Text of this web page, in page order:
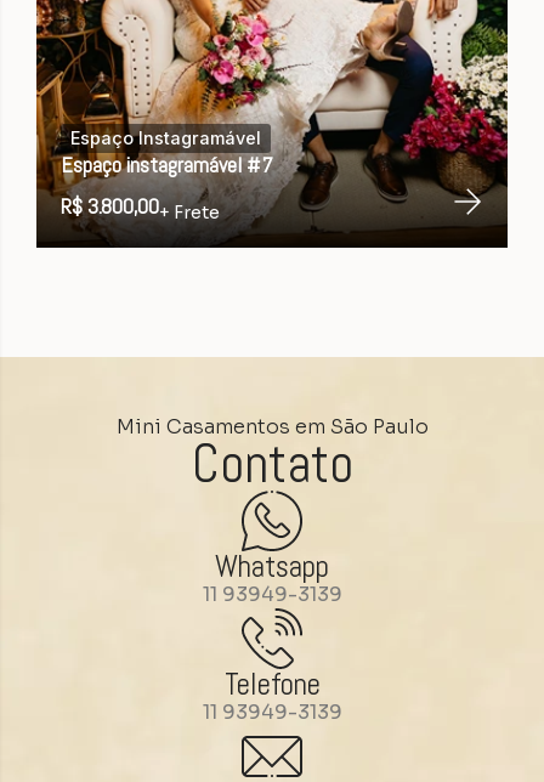
Espaço Instagramável
Espaço instagramável #7
R$ 3.800,00+ Frete
Mini Casamentos em São Paulo
Contato
Whatsapp
11 93949-3139
Telefone
11 93949-3139